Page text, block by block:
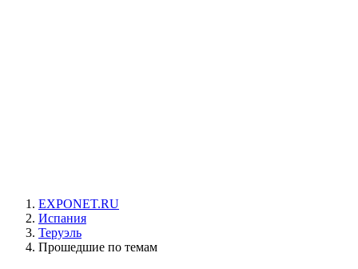
EXPONET.RU
Испания
Теруэль
Прошедшие по темам